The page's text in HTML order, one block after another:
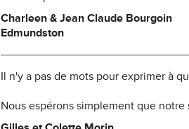
Charleen & Jean Claude Bourgoin
Edmundston
Il n'y a pas de mots pour exprimer à
Nous espérons simplement que